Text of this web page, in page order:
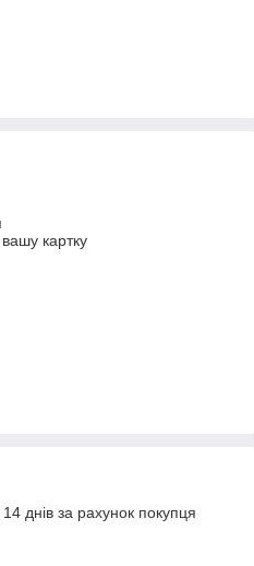
картку
днів за рахунок покупця